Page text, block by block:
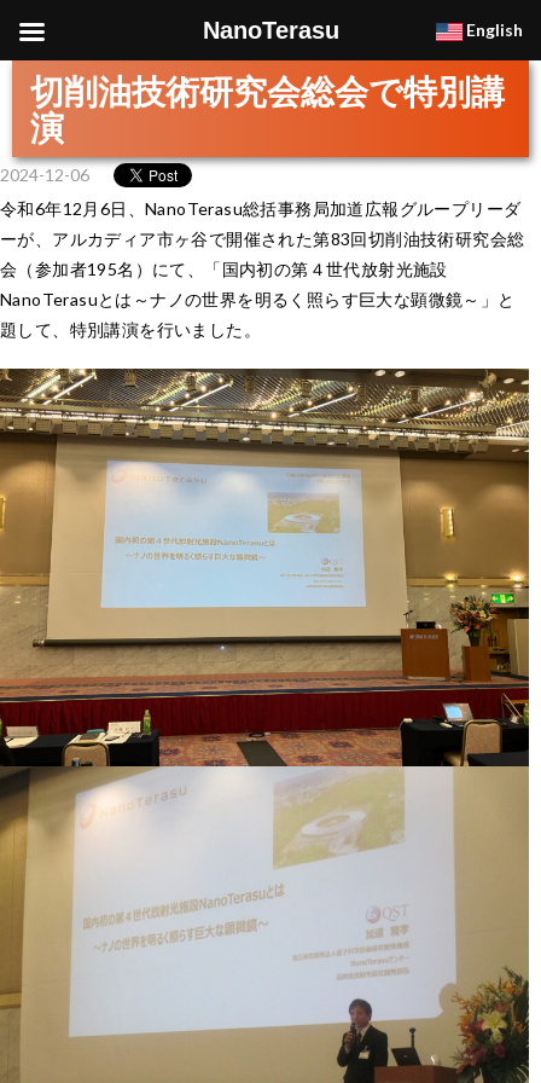
切削油技術研究会総会で特別講
演
2024-12-06
令和6年12月6日、NanoTerasu総括事務局加道広報グループリーダ
ーが、アルカディア市ヶ谷で開催された第83回切削油技術研究会総
会（参加者195名）にて、「国内初の第４世代放射光施設
NanoTerasuとは～ナノの世界を明るく照らす巨大な顕微鏡～」と
題して、特別講演を行いました。
NanoTerasu English